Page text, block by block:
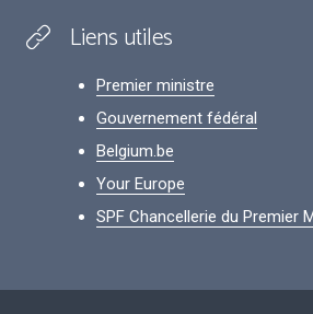
Liens utiles
Premier ministre
Gouvernement fédéral
Belgium.be
Your Europe
SPF Chancellerie du Premier